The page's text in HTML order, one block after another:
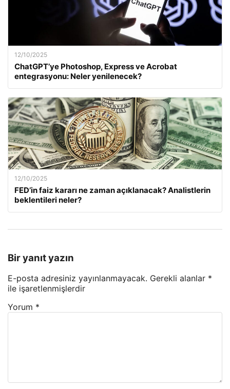
12/10/2025
ChatGPT’ye Photoshop, Express ve Acrobat
entegrasyonu: Neler yenilenecek?
12/10/2025
FED’in faiz kararı ne zaman açıklanacak? Analistlerin
beklentileri neler?
Bir yanıt yazın
E-posta adresiniz yayınlanmayacak. Gerekli alanlar *
ile işaretlenmişlerdir
Yorum *